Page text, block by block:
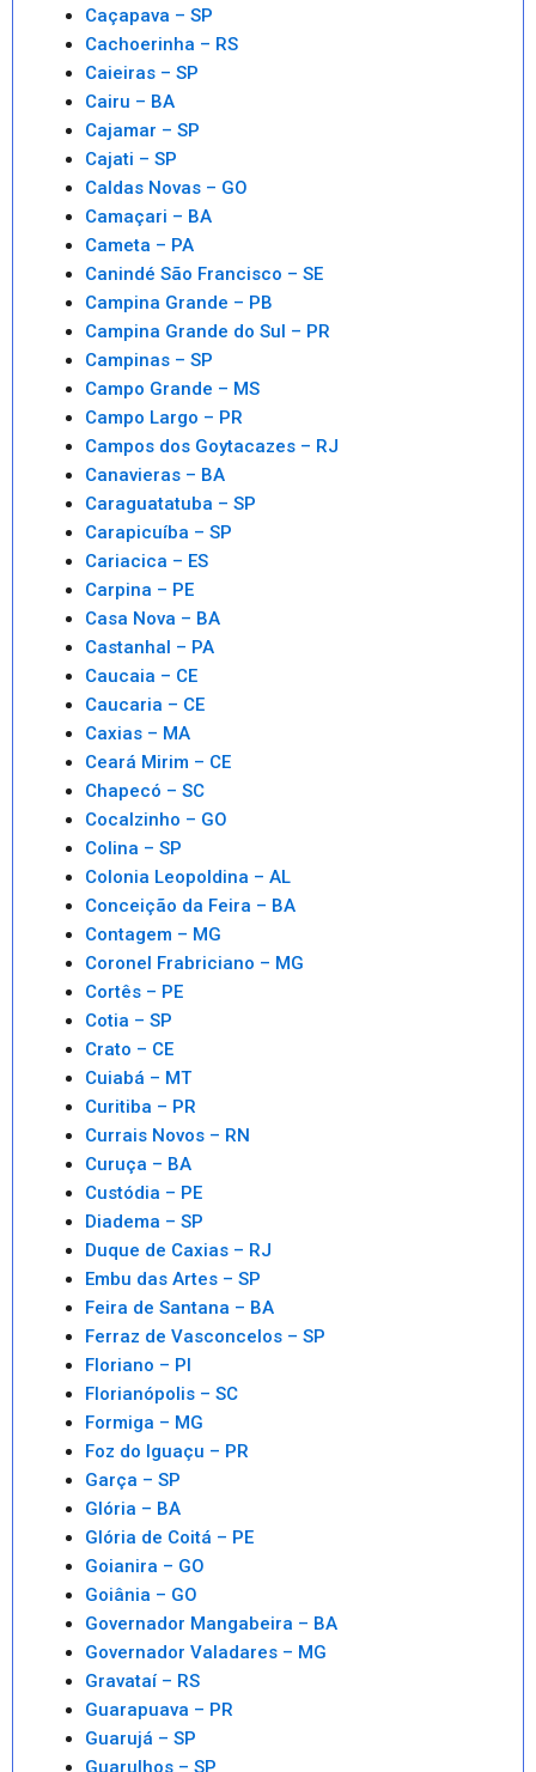
Caçapava – SP
Cachoerinha – RS
Caieiras – SP
Cairu – BA
Cajamar – SP
Cajati – SP
Caldas Novas – GO
Camaçari – BA
Cameta – PA
Canindé São Francisco – SE
Campina Grande – PB
Campina Grande do Sul – PR
Campinas – SP
Campo Grande – MS
Campo Largo – PR
Campos dos Goytacazes – RJ
Canavieras – BA
Caraguatatuba – SP
Carapicuíba – SP
Cariacica – ES
Carpina – PE
Casa Nova – BA
Castanhal – PA
Caucaia – CE
Caucaria – CE
Caxias – MA
Ceará Mirim – CE
Chapecó – SC
Cocalzinho – GO
Colina – SP
Colonia Leopoldina – AL
Conceição da Feira – BA
Contagem – MG
Coronel Frabriciano – MG
Cortês – PE
Cotia – SP
Crato – CE
Cuiabá – MT
Curitiba – PR
Currais Novos – RN
Curuça – BA
Custódia – PE
Diadema – SP
Duque de Caxias – RJ
Embu das Artes – SP
Feira de Santana – BA
Ferraz de Vasconcelos – SP
Floriano – PI
Florianópolis – SC
Formiga – MG
Foz do Iguaçu – PR
Garça – SP
Glória – BA
Glória de Coitá – PE
Goianira – GO
Goiânia – GO
Governador Mangabeira – BA
Governador Valadares – MG
Gravataí – RS
Guarapuava – PR
Guarujá – SP
Guarulhos – SP